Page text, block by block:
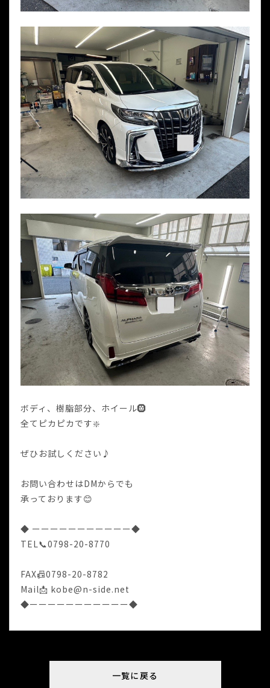
ボディ、樹脂部分、ホイール🛞
全てピカピカです❇️
ぜひお試しください♪
お問い合わせはDMからでも
承っております😊
◆ ーーーーーーーーーーー◆
TEL📞0798-20-8770
FAX📠0798-20-8782
Mail📩 kobe@n-side.net
◆ーーーーーーーーーーー◆
一覧に戻る